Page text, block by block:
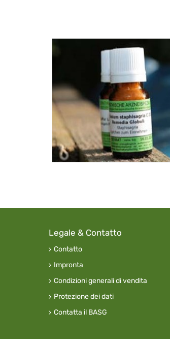
Legale & Contatto
Contatto
Impronta
Condizioni generali di vendita
Protezione dei dati
Contatta il BASG